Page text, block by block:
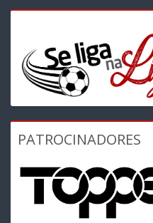
PATROCINADORES